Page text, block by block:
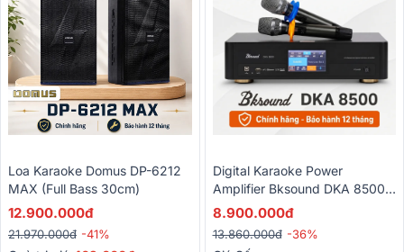
Loa Karaoke Domus DP-6212
MAX (Full Bass 30cm)
12.900.000đ
21.970.000đ -41%
Digital Karaoke Power
Amplifier Bksound DKA 8500
(2 Kênh, 750W, Kèm Micro
8.900.000đ
13.860.000đ -36%